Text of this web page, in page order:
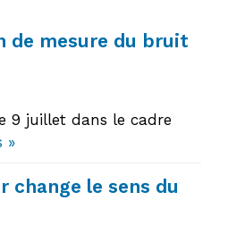
de mesure du bruit
9 juillet dans le cadre
»
change le sens du